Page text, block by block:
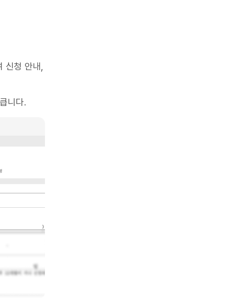
신청 안내,
니다.